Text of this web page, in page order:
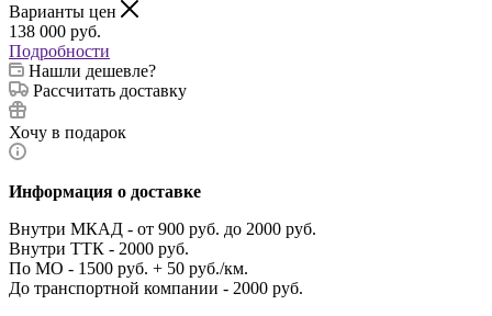
Варианты цен
138 000 руб.
Подробности
Нашли дешевле?
Рассчитать доставку
Хочу в подарок
Информация о доставке
Внутри МКАД - от 900 руб. до 2000 руб.
Внутри ТТК - 2000 руб.
По МО - 1500 руб. + 50 руб./км.
До транспортной компании - 2000 руб.